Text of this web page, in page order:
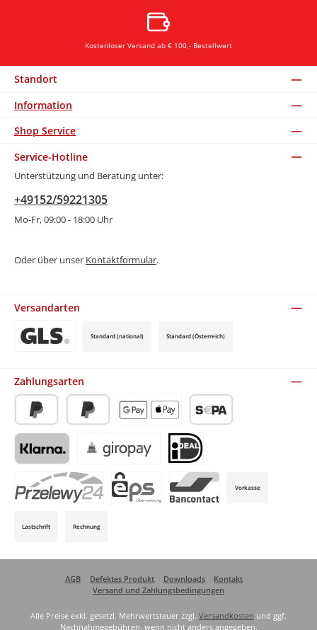
Kostenloser Versand ab € 100,- Bestellwert
Standort
Information
Shop Service
Service-Hotline
Unterstützung und Beratung unter:
+49152/59221305
Mo-Fr, 09:00 - 18:00 Uhr
Oder über unser Kontaktformular.
Versandarten
Standard (national) Standard (Österreich)
Zahlungsarten
PayPal Später BezahlenApple Pay / Google Pay (via Stripe)
SEPA-Lastschrift (via Stripe)
Klarna (via Stripe)Giropay (via Stripe) iDeal (via Stripe)
Vorkasse
Lastschrift Rechnung
AGB Defektes Produkt Downloads
Kontakt
Versand und Zahlungsbedingungen
Alle Preise exkl. gesetzl. Mehrwertsteuer zzgl. Versandkosten und ggf.
Nachnahmegebühren, wenn nicht anders angegeben.